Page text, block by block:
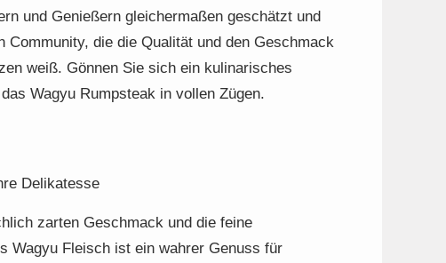
und Genießern gleichermaßen geschätzt und
Community, die die Qualität und den Geschmack
weiß. Gönnen Sie sich ein kulinarisches
Wagyu Rumpsteak in vollen Zügen.
Delikatesse
zarten Geschmack und die feine
Wagyu Fleisch ist ein wahrer Genuss für